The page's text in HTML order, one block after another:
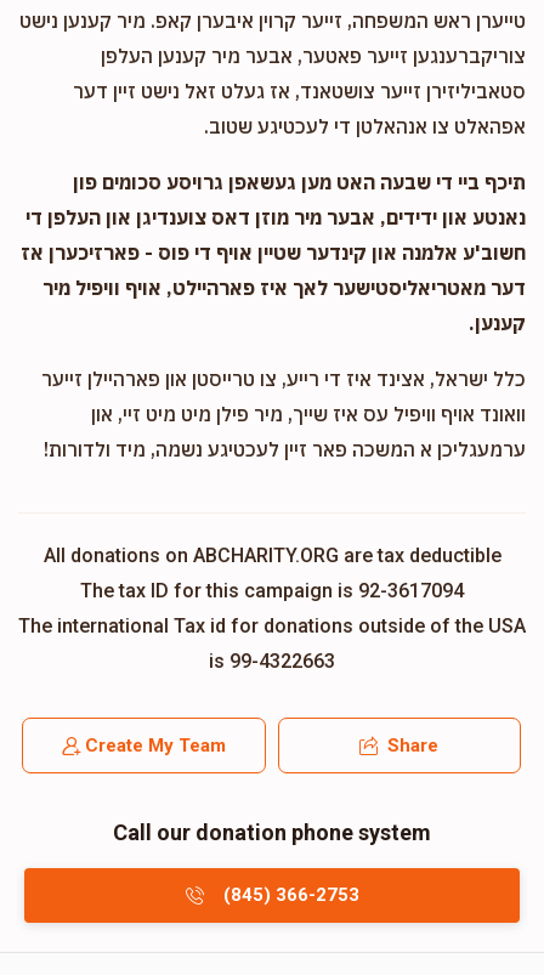
טייערן ראש המשפחה, זייער קרוין איבערן קאפ. מיר קענען נישט
צוריקברענגען זייער פאטער, אבער מיר קענען העלפן
סטאביליזירן זייער צושטאנד, אז געלט זאל נישט זיין דער
אפהאלט צו אנהאלטן די לעכטיגע שטוב.
תיכף ביי די שבעה האט מען געשאפן גרויסע סכומים פון
נאנטע און ידידים, אבער מיר מוזן דאס צוענדיגן און העלפן די
חשוב'ע אלמנה און קינדער שטיין אויף די פוס - פארזיכערן אז
דער מאטריאליסטישער לאך איז פארהיילט, אויף וויפיל מיר
קענען.
כלל ישראל, אצינד איז די רייע, צו טרייסטן און פארהיילן זייער
וואונד אויף וויפיל עס איז שייך, מיר פילן מיט מיט זיי, און
ערמעגליכן א המשכה פאר זיין לעכטיגע נשמה, מיד ולדורות!
All donations on ABCHARITY.ORG are tax deductible
The tax ID for this campaign is 92-3617094
The international Tax id for donations outside of the USA
is 99-4322663
Create My Team Share
Call our donation phone system
(845) 366-2753